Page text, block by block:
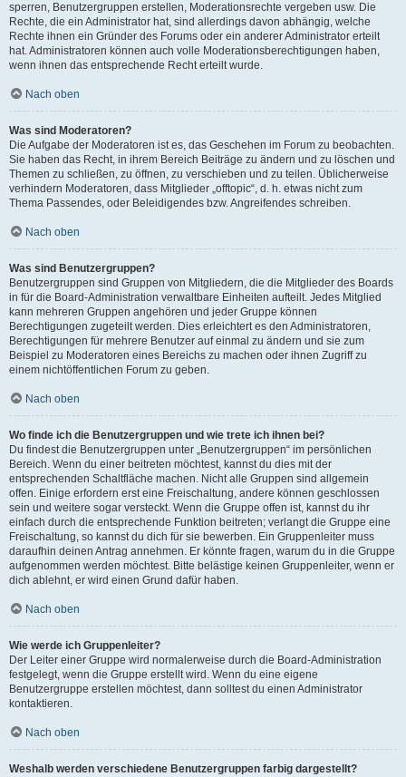
sperren, Benutzergruppen erstellen, Moderationsrechte vergeben usw. Die
Rechte, die ein Administrator hat, sind allerdings davon abhängig, welche
Rechte ihnen ein Gründer des Forums oder ein anderer Administrator erteilt
hat. Administratoren können auch volle Moderationsberechtigungen haben,
wenn ihnen das entsprechende Recht erteilt wurde.
Nach oben
Was sind Moderatoren?
Die Aufgabe der Moderatoren ist es, das Geschehen im Forum zu beobachten.
Sie haben das Recht, in ihrem Bereich Beiträge zu ändern und zu löschen und
Themen zu schließen, zu öffnen, zu verschieben und zu teilen. Üblicherweise
verhindern Moderatoren, dass Mitglieder „offtopic“, d. h. etwas nicht zum
Thema Passendes, oder Beleidigendes bzw. Angreifendes schreiben.
Nach oben
Was sind Benutzergruppen?
Benutzergruppen sind Gruppen von Mitgliedern, die die Mitglieder des Boards
in für die Board-Administration verwaltbare Einheiten aufteilt. Jedes Mitglied
kann mehreren Gruppen angehören und jeder Gruppe können
Berechtigungen zugeteilt werden. Dies erleichtert es den Administratoren,
Berechtigungen für mehrere Benutzer auf einmal zu ändern und sie zum
Beispiel zu Moderatoren eines Bereichs zu machen oder ihnen Zugriff zu
einem nichtöffentlichen Forum zu geben.
Nach oben
Wo finde ich die Benutzergruppen und wie trete ich ihnen bei?
Du findest die Benutzergruppen unter „Benutzergruppen“ im persönlichen
Bereich. Wenn du einer beitreten möchtest, kannst du dies mit der
entsprechenden Schaltfläche machen. Nicht alle Gruppen sind allgemein
offen. Einige erfordern erst eine Freischaltung, andere können geschlossen
sein und weitere sogar versteckt. Wenn die Gruppe offen ist, kannst du ihr
einfach durch die entsprechende Funktion beitreten; verlangt die Gruppe eine
Freischaltung, so kannst du dich für sie bewerben. Ein Gruppenleiter muss
daraufhin deinen Antrag annehmen. Er könnte fragen, warum du in die Gruppe
aufgenommen werden möchtest. Bitte belästige keinen Gruppenleiter, wenn er
dich ablehnt, er wird einen Grund dafür haben.
Nach oben
Wie werde ich Gruppenleiter?
Der Leiter einer Gruppe wird normalerweise durch die Board-Administration
festgelegt, wenn die Gruppe erstellt wird. Wenn du eine eigene
Benutzergruppe erstellen möchtest, dann solltest du einen Administrator
kontaktieren.
Nach oben
Weshalb werden verschiedene Benutzergruppen farbig dargestellt?